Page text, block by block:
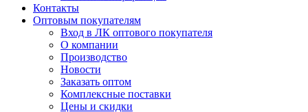
Контакты
Оптовым покупателям
Вход в ЛК оптового покупателя
О компании
Производство
Новости
Заказать оптом
Комплексные поставки
Цены и скидки